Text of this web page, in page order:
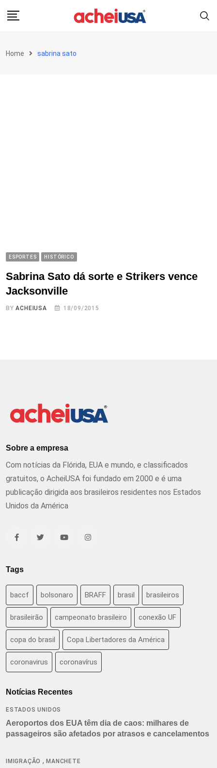
Home sabrina sato
ESPORTES HISTÓRICO
Sabrina Sato dá sorte e Strikers vence
Jacksonville
BYACHEIUSA 18/09/2015
Sobre a empresa
Com notícias da Flórida, EUA e mundo, e classificados
gratuitos, o AcheiUSA foi fundado em 2000 e é uma
publicação dirigida aos brasileiros residentes nos Estados
Unidos da América
Tags
baccf bolsonaro BRAFF brasil brasileiros
brasileirão campeonato brasileiro conexão UF
copa do brasil Copa Libertadores da América
coronavirus coronavírus
Notícias Recentes
ESTADOS UNIDOS
Aeroportos dos EUA têm dia de caos: milhares de
passageiros são afetados por atrasos e cancelamentos
IMIGRAÇÃO ,MANCHETE